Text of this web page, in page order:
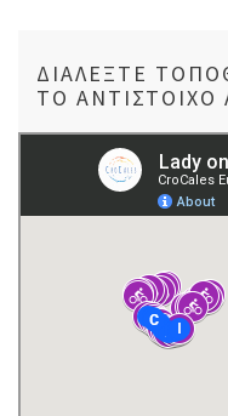
ΔΙΑΛΈΞΤΕ
ΤΟ ΑΝΤΊΣΤΟΙΧΟ